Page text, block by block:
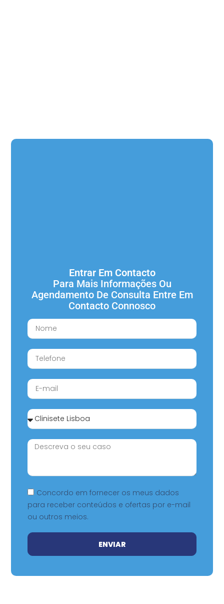
Entrar Em Contacto
Para Mais Informações Ou
Agendamento De Consulta Entre Em
Contacto Connosco
Concordo em fornecer os meus dados
para receber conteúdos e ofertas por e-mail
ou outros meios.
ENVIAR